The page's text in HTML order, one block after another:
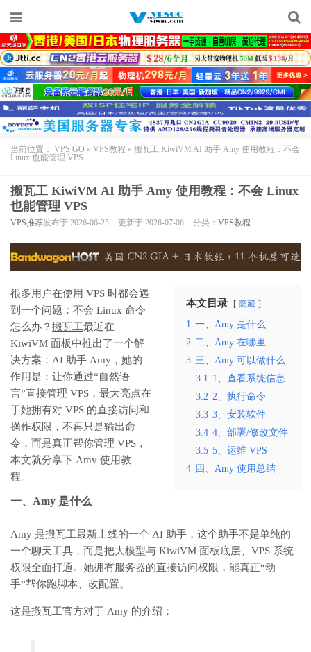
当前位置： VPS GO » VPS教程 » 搬瓦工 KiwiVM AI 助手 Amy 使用教程：不会
Linux 也能管理 VPS
搬瓦工 KiwiVM AI 助手 Amy 使用教程：不会 Linux
也能管理 VPS
VPS推荐发布于 2026-06-25 更新于 2026-07-06 分类： VPS教程
本文目录 隐藏
1 一、Amy 是什么
2 二、Amy 在哪里
3 三、Amy 可以做什么
3.1 1、查看系统信息
3.2 2、执行命令
3.3 3、安装软件
3.4 4、部署/修改文件
3.5 5、运维 VPS
4 四、Amy 使用总结
很多用户在使用 VPS 时都会遇
到一个问题：不会 Linux 命令
怎么办？ 搬瓦工最近在
KiwiVM 面板中推出了一个解
决方案：AI 助手 Amy，她的
作用是：让你通过“自然语
言”直接管理 VPS，最大亮点在
于她拥有对 VPS 的直接访问和
操作权限，不再只是输出命
令，而是真正帮你管理 VPS，
本文就分享下 Amy 使用教
程。
一、Amy 是什么
Amy 是搬瓦工最新上线的一个 AI 助手，这个助手不是单纯的
一个聊天工具，而是把大模型与 KiwiVM 面板底层、VPS 系统
权限全面打通。她拥有服务器的直接访问权限，能真正“动
手”帮你跑脚本、改配置。
这是搬瓦工官方对于 Amy 的介绍：